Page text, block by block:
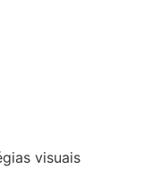
visuais